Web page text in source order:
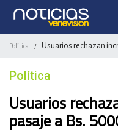
Política / Usuarios rechazan
Política
Usuarios
pasaje a Bs.